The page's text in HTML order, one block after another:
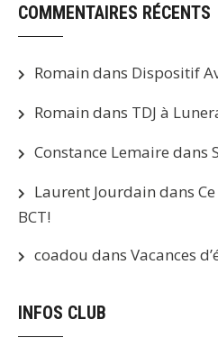
COMMENTAIRES RÉCENTS
Romain dans Dispositif
Romain dans TDJ à
Constance Lemaire dans
Laurent Jourdain dans
BCT!
coadou dans Vacances
INFOS CLUB